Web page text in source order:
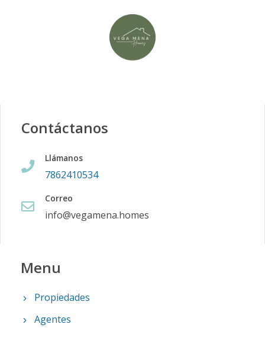
Contáctanos
Llámanos
7862410534
Correo
info@vegamena.homes
Menu
Propiedades
Agentes